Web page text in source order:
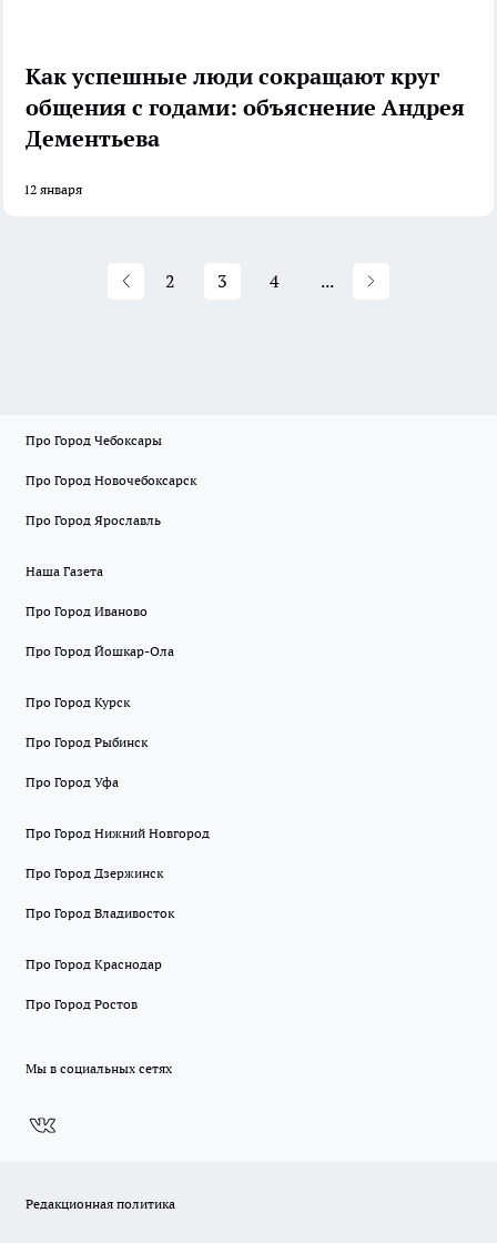
Как успешные люди сокращают круг
общения с годами: объяснение Андрея
Дементьева
12 января
2 3 4 ...
Про Город Чебоксары
Про Город Новочебоксарск
Про Город Ярославль
Наша Газета
Про Город Иваново
Про Город Йошкар-Ола
Про Город Курск
Про Город Рыбинск
Про Город Уфа
Про Город Нижний Новгород
Про Город Дзержинск
Про Город Владивосток
Про Город Краснодар
Про Город Ростов
Мы в социальных сетях
Редакционная политика